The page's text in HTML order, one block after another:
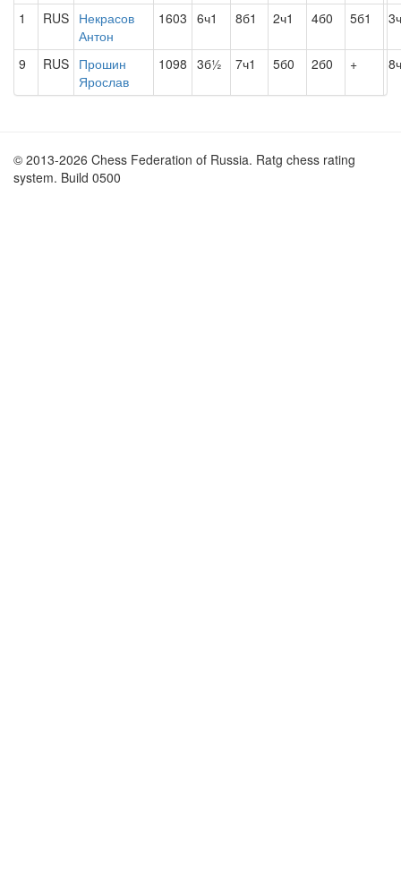
1 RUS Некрасов
Антон
1603 6ч1 8б1 2ч1 4б0 5б1
9 RUS Прошин
Ярослав
1098 3б½ 7ч1 5б0 2б0 +
© 2013-2026 Chess Federation of Russia. Ratg chess rating
system. Build 0500